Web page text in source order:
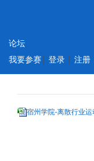
论坛
我要参赛| 登录 | 注册
宿州学院-离散行业